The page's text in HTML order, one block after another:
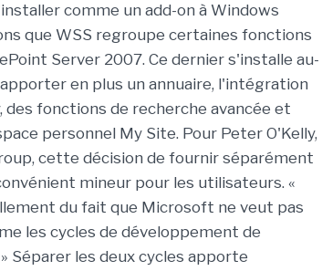
comme un add-on à Windows
que WSS regroupe certaines fonctions
Server 2007. Ce dernier s'installe au-
en plus un annuaire, l'intégration
des fonctions de recherche avancée et
personnel My Site. Pour Peter O'Kelly,
cette décision de fournir séparément
mineur pour les utilisateurs. «
du fait que Microsoft ne veut pas
les cycles de développement de
Séparer les deux cycles apporte